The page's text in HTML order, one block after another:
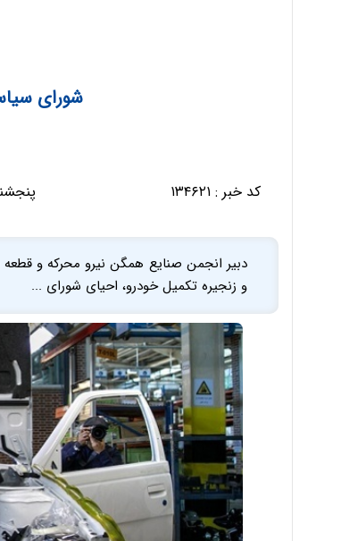
شورای
کد خبر :۱۳۴۶۲۱ پنجشنبه، ۱۲ تیر
دبیر انجمن صنایع همگن نیرو محرکه و
و زنجیره تکمیل خودرو، احیای شورای ...